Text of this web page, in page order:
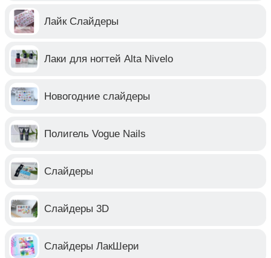
Лайк Слайдеры
Лаки для ногтей Alta Nivelo
Новогодние слайдеры
Полигель Vogue Nails
Слайдеры
Слайдеры 3D
Слайдеры ЛакШери